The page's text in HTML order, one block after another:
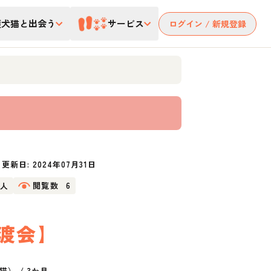
猫と出会う サービス ログイン / 新規登録
更新日: 2024年07月31日
閲覧数 6
会】